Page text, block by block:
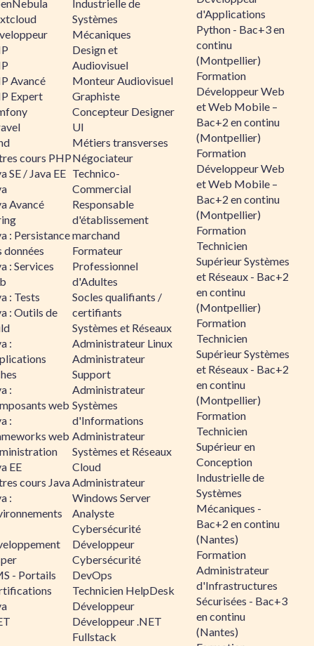
Avancé
Expert
cours PHP
SE / Java EE
Avancé
: Persistance
données
: Services
: Tests
: Outils de
:
:
web
:
web
EE
cours Java
:
- Portails
Industrielle de
Systèmes
Mécaniques
Design et
Audiovisuel
Monteur Audiovisuel
Graphiste
Concepteur Designer
UI
Métiers transverses
Négociateur
Technico-
Commercial
Responsable
d'établissement
marchand
Formateur
Professionnel
d'Adultes
Socles qualifiants /
certifiants
Systèmes et Réseaux
Administrateur Linux
Administrateur
Support
Administrateur
Systèmes
d'Informations
Administrateur
Systèmes et Réseaux
Cloud
Administrateur
Windows Server
Analyste
Cybersécurité
Développeur
Cybersécurité
DevOps
Technicien HelpDesk
Développeur
Développeur .NET
Fullstack
d'Applications
Python - Bac+3 en
continu
(Montpellier)
Formation
Développeur Web
et Web Mobile –
Bac+2 en continu
(Montpellier)
Formation
Développeur Web
et Web Mobile –
Bac+2 en continu
(Montpellier)
Formation
Technicien
Supérieur Systèmes
et Réseaux - Bac+2
en continu
(Montpellier)
Formation
Technicien
Supérieur Systèmes
et Réseaux - Bac+2
en continu
(Montpellier)
Formation
Technicien
Supérieur en
Conception
Industrielle de
Systèmes
Mécaniques -
Bac+2 en continu
(Nantes)
Formation
Administrateur
d'Infrastructures
Sécurisées - Bac+3
en continu
(Nantes)